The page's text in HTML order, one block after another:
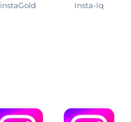
Insta-Iq
instaGold